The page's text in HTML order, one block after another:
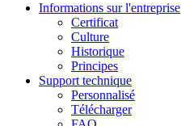
Informations sur l'entreprise
Certificat
Culture
Historique
Principes
Support technique
Personnalisé
Télécharger